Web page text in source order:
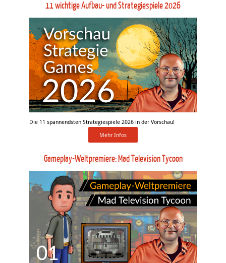
11 wichtige Aufbau- und Strategiespiele 2026
Die 11 spannendsten Strategiespiele 2026 in der Vorschau!
Mehr Infos
Gameplay-Weltpremiere: Mad Television Tycoon